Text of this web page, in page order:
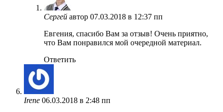
Сергей автор 07.03.2018 в 12:37 пп
Евгения, спасибо Вам за отзыв! Очень приятно,
что Вам понравился мой очередной материал.
Ответить
Irene 06.03.2018 в 2:48 пп